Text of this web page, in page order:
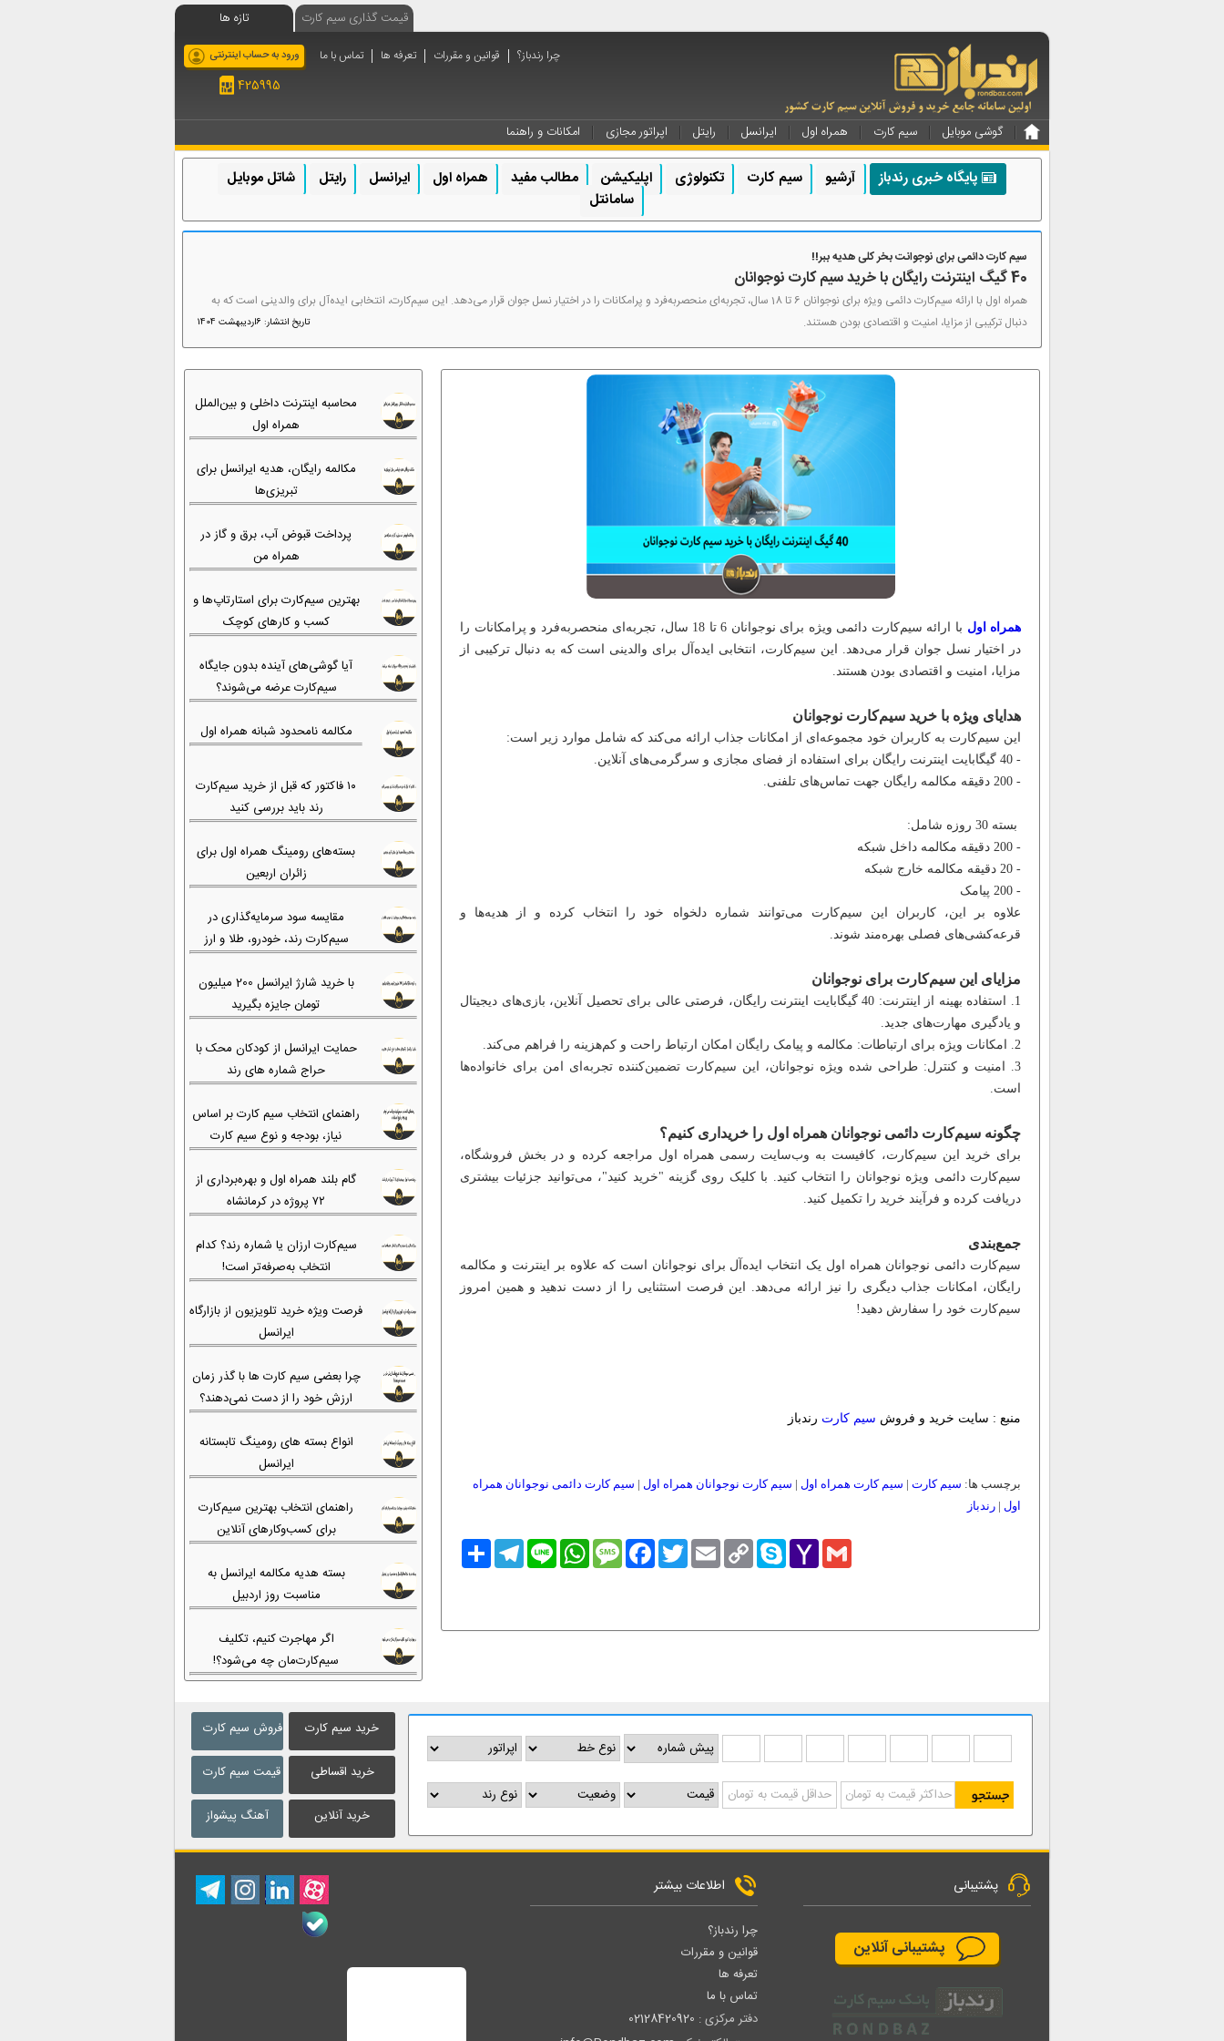
قیمت گذاری سیم کارت تازه ها
ورود به حساب اینترنتی چرا رندباز؟ قوانین و مقررات تعرفه ها تماس با ما
425995
گوشی موبایل سیم کارت همراه اول ایرانسل رایتل اپراتور مجازی امکانات و راهنما
پایگاه خبری رندباز آرشیو سیم کارت تکنولوژی اپلیکیشن مطالب مفید همراه اول ایرانسل رایتل
شاتل موبایل
سامانتل
سیم کارت دائمی برای نوجوانت بخر کلی هدیه ببر!!
40 گیگ اینترنت رایگان با خرید سیم کارت نوجوانان
همراه اول با ارائه سیم‌کارت دائمی ویژه برای نوجوانان 6 تا 18 سال، تجربه‌ای منحصربه‌فرد و پرامکانات را در اختیار نسل جوان قرار می‌دهد. این سیم‌کارت، انتخابی ایده‌آل برای والدینی است که به
دنبال ترکیبی از مزایا، امنیت و اقتصادی بودن هستند.
تاریخ انتشار: 6اردیبهشت 1404
همراه اول
با ارائه سیم‌کارت دائمی ویژه برای نوجوانان 6 تا 18 سال، تجربه‌ای منحصربه‌فرد و پرامکانات را
در اختیار نسل جوان قرار می‌دهد. این سیم‌کارت، انتخابی ایده‌آل برای والدینی است که به دنبال ترکیبی از
مزایا، امنیت و اقتصادی بودن هستند.
هدایای ویژه با خرید سیم‌کارت نوجوانان
این سیم‌کارت به کاربران خود مجموعه‌ای از امکانات جذاب ارائه می‌کند که شامل موارد زیر است:
- 40 گیگابایت اینترنت رایگان برای استفاده از فضای مجازی و سرگرمی‌های آنلاین.
- 200 دقیقه مکالمه رایگان جهت تماس‌های تلفنی.
بسته 30 روزه شامل:
- 200 دقیقه مکالمه داخل شبکه
- 20 دقیقه مکالمه خارج شبکه
- 200 پیامک
علاوه بر این، کاربران این سیم‌کارت می‌توانند شماره دلخواه خود را انتخاب کرده و از هدیه‌ها و
قرعه‌کشی‌های فصلی بهره‌مند شوند.
مزایای این سیم‌کارت برای نوجوانان
1. استفاده بهینه از اینترنت: 40 گیگابایت اینترنت رایگان، فرصتی عالی برای تحصیل آنلاین، بازی‌های دیجیتال
و یادگیری مهارت‌های جدید.
2. امکانات ویژه برای ارتباطات: مکالمه و پیامک رایگان امکان ارتباط راحت و کم‌هزینه را فراهم می‌کند.
3. امنیت و کنترل: طراحی شده ویژه نوجوانان، این سیم‌کارت تضمین‌کننده تجربه‌ای امن برای خانواده‌ها
است.
چگونه سیم‌کارت دائمی نوجوانان همراه اول را خریداری کنیم؟
برای خرید این سیم‌کارت، کافیست به وب‌سایت رسمی همراه اول مراجعه کرده و در بخش فروشگاه،
سیم‌کارت دائمی ویژه نوجوانان را انتخاب کنید. با کلیک روی گزینه "خرید کنید"، می‌توانید جزئیات بیشتری
دریافت کرده و فرآیند خرید را تکمیل کنید.
جمع‌بندی
سیم‌کارت دائمی نوجوانان همراه اول یک انتخاب ایده‌آل برای نوجوانان است که علاوه بر اینترنت و مکالمه
رایگان، امکانات جذاب دیگری را نیز ارائه می‌دهد. این فرصت استثنایی را از دست ندهید و همین امروز
سیم‌کارت خود را سفارش دهید!
منبع : سایت خرید و فروش سیم کارت رندباز
برچسب ها: سیم کارت | سیم کارت همراه اول | سیم کارت نوجوانان همراه اول | سیم کارت دائمی نوجوانان همراه
اول | رندباز
اشتراکTelegram Line
WhatsAppMessageFacebookTwitter Email
Copy
Link
Skype Yahoo Gmail
محاسبه اینترنت داخلی و بین‌الملل
همراه اول
مکالمه رایگان، هدیه ایرانسل برای
تبریزی‌ها
پرداخت قبوض آب، برق و گاز در
همراه من
بهترین سیم‌کارت برای استارتاپ‌ها و
کسب و کارهای کوچک
آیا گوشی‌های آینده بدون جایگاه
سیم‌کارت عرضه می‌شوند؟
مکالمه نامحدود شبانه همراه اول
۱۰ فاکتور که قبل از خرید سیم‌کارت
رند باید بررسی کنید
بسته‌های رومینگ همراه اول برای
زائران اربعین
مقایسه سود سرمایه‌گذاری در
سیم‌کارت رند، خودرو، طلا و ارز
با خرید شارژ ایرانسل 200 میلیون
تومان جایزه بگیرید
حمایت ایرانسل از کودکان محک با
حراج شماره های رند
راهنمای انتخاب سیم کارت بر اساس
نیاز، بودجه و نوع سیم کارت
گام بلند همراه اول و بهره‌برداری از
۷۲ پروژه در کرمانشاه
سیم‌کارت ارزان یا شماره رند؟ کدام
انتخاب به‌صرفه‌تر است!
فرصت ویژه خرید تلویزیون از بازارگاه
ایرانسل
چرا بعضی سیم کارت ها با گذر زمان
ارزش خود را از دست نمی‌دهند؟
انواع بسته های رومینگ تابستانه
ایرانسل
راهنمای انتخاب بهترین سیم‌کارت
برای کسب‌وکارهای آنلاین
بسته هدیه مکالمه ایرانسل به
مناسبت روز اردبیل
اگر مهاجرت کنیم، تکلیف
سیم‌کارت‌مان چه می‌شود؟!
فروش سیم کارت
قیمت سیم کارت
آهنگ پیشواز
خرید سیم کارت
خرید اقساطی
خرید آنلاین
پشتیبانی
پشتیبانی آنلاین
اطلاعات بیشتر
چرا رندباز؟
قوانین و مقررات
تعرفه ها
تماس با ما
دفتر مرکزی : 02128420920